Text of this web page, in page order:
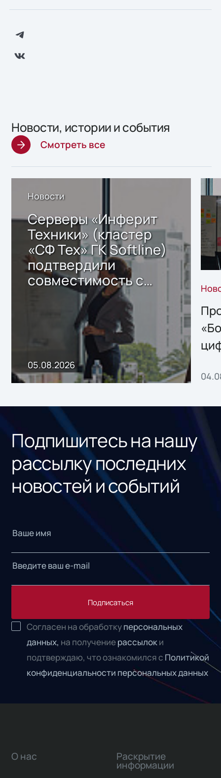
Новости, истории и события
Смотреть все
Новости
Серверы «Инферит
Техники» (кластер
«СФ Тех» ГК Softline)
подтвердили
совместимость с
решением Sharx
Storage 2.x для
хранения данных
05.08.2026
Подпишитесь на нашу
рассылку последних
новостей и событий
Подписаться
Согласен на обработкуперсональных
данных, на получениерассылоки
подтверждаю, что ознакомился с Политикой
конфиденциальности персональных данных
О нас Раскрытие
информации